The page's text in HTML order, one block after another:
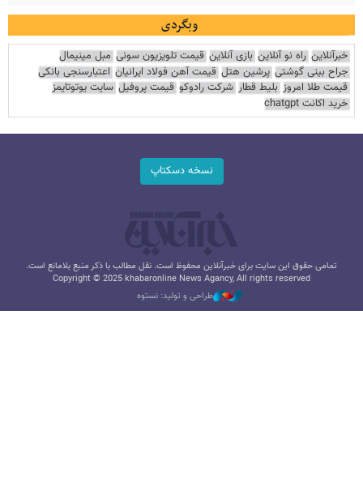
وبگردی
خبرآنلاین راه نو آنلاین بازی آنلاین قیمت تلویزیون سونی مبل مینیمال
جراح بینی گوشتی پرشین هتل قیمت آهن فولاد ایرانیان اعتبارسنجی بانکی
قیمت طلا امروز بلیط قطار شرکت رادوکو قیمت پروفیل سایت یوتوتایمز
خرید اکانت chatgpt
نسخه دسکتاپ
تمامی حقوق این سایت برای خبرآنلاین محفوظ است. نقل مطالب با ذکر منبع بلامانع است.
Copyright © 2025 khabaronline News Agancy, All rights reserved
طراحی و تولید: نستوه